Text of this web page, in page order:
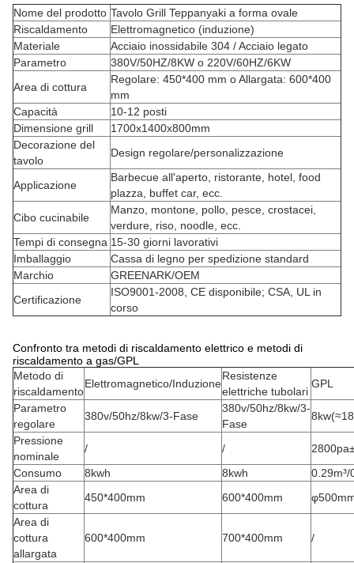
Nome del prodotto Tavolo Grill Teppanyaki a forma ovale
Riscaldamento
Elettromagnetico (induzione)
Materiale
Acciaio inossidabile 304 / Acciaio legato
Parametro
380V/50HZ/8KW o 220V/60HZ/6KW
Area di cottura
Regolare: 450*400 mm o Allargata: 600*400
mm
Capacità
10-12 posti
Dimensione grill
1700x1400x800mm
Decorazione del
tavolo
Design regolare/personalizzazione
Applicazione
Barbecue all'aperto, ristorante, hotel, food
plazza, buffet car, ecc.
Cibo cucinabile
Manzo, montone, pollo, pesce, crostacei,
verdure, riso, noodle, ecc.
Tempi di consegna 15-30 giorni lavorativi
Imballaggio
Cassa di legno per spedizione standard
Marchio
GREENARK/OEM
Certificazione
ISO9001-2008, CE disponibile; CSA, UL in
corso
Confronto tra metodi di riscaldamento elettrico e metodi di
riscaldamento a gas/GPL
Metodo di
riscaldamento
Elettromagnetico/Induzione
Resistenze
elettriche tubolari
GPL
Parametro
regolare
380v/50hz/8kw/3-Fase
380v/50hz/8kw/3-
Fase
Pressione
nominale
/ /
Consumo
8kwh 8kwh
0.29m³/
Area di
cottura
450*400mm 600*400mm
Area di
cottura
allargata
600*400mm 700*400mm /